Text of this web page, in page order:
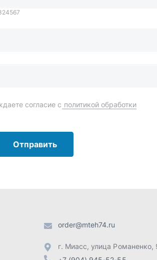
Отправить
+7 (904) 945-52-55
г. Челябинск,Свердловский
тракт, 3Е